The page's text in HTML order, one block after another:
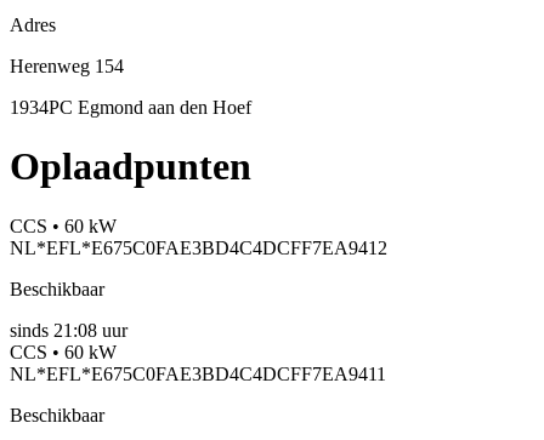
Adres
Herenweg 154
1934PC Egmond aan den Hoef
Oplaadpunten
CCS • 60 kW
NL*EFL*E675C0FAE3BD4C4DCFF7EA9412
Beschikbaar
sinds 21:08 uur
CCS • 60 kW
NL*EFL*E675C0FAE3BD4C4DCFF7EA9411
Beschikbaar